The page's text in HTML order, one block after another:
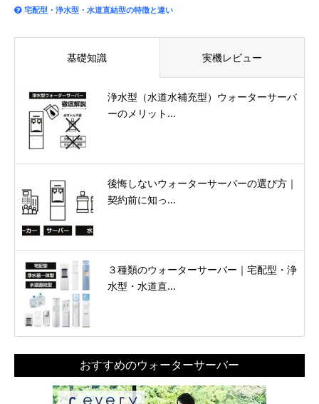
宅配型・浄水型・水道直結型の特徴と違い
基礎知識 実機レビュー
浄水型（水道水補充型）ウォーターサーバ
ーのメリット...
後悔しないウォーターサーバーの選び方｜
契約前に知っ...
３種類のウォーターサーバー｜宅配型・浄
水型・水道直...
おすすめのウォーターサーバー